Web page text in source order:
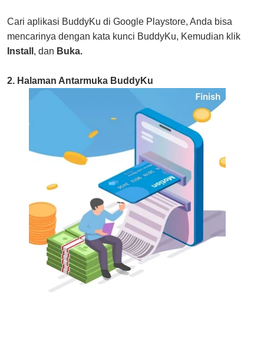
Cari aplikasi BuddyKu di Google Playstore, Anda bisa
mencarinya dengan kata kunci BuddyKu, Kemudian klik
Install , dan Buka.
2. Halaman Antarmuka BuddyKu